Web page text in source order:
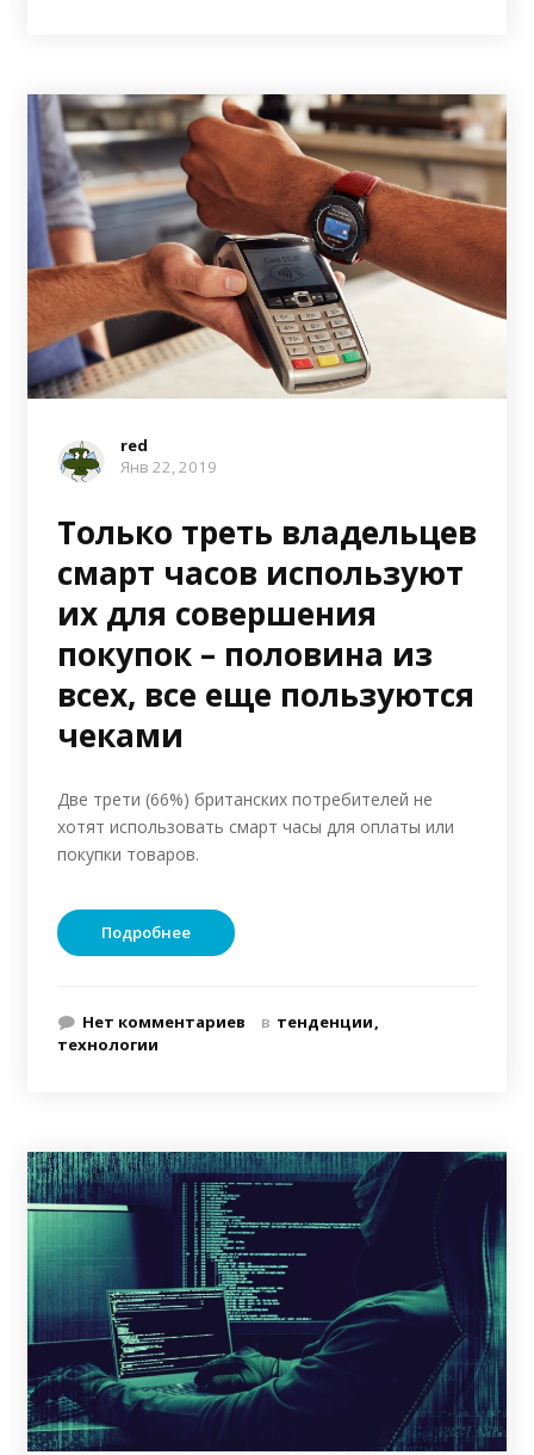
red
Янв 22, 2019
Только треть владельцев
смарт часов используют
их для совершения
покупок – половина из
всех, все еще пользуются
чеками
Две трети (66%) британских потребителей не
хотят использовать смарт часы для оплаты или
покупки товаров.
Подробнее
Нет комментариев в тенденции
технологии